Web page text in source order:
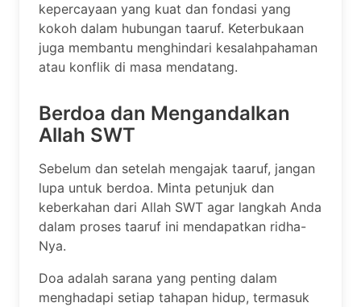
kepercayaan yang kuat dan fondasi yang
kokoh dalam hubungan taaruf. Keterbukaan
juga membantu menghindari kesalahpahaman
atau konflik di masa mendatang.
Berdoa dan Mengandalkan
Allah SWT
Sebelum dan setelah mengajak taaruf, jangan
lupa untuk berdoa. Minta petunjuk dan
keberkahan dari Allah SWT agar langkah Anda
dalam proses taaruf ini mendapatkan ridha-
Nya.
Doa adalah sarana yang penting dalam
menghadapi setiap tahapan hidup, termasuk